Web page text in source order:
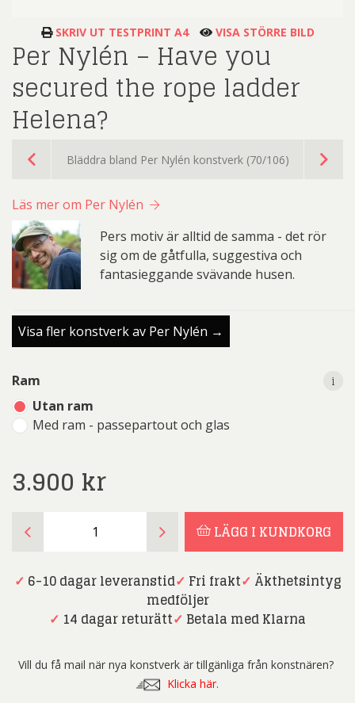
SKRIV UT TESTPRINT A4 VISA STÖRRE BILD
Per Nylén – Have you
secured the rope ladder
Helena?
Bläddra bland Per Nylén konstverk (70/106)
Läs mer om Per Nylén
Pers motiv är alltid de samma - det rör
sig om de gåtfulla, suggestiva och
fantasieggande svävande husen.
Visa fler konstverk av Per Nylén →
Ram
Utan ram
Med ram - passepartout och glas
i
3.900 kr
i
Nylén
Have
secured
ladder
LÄGG I KUNDKORG
✓ 6-10 dagar leveranstid✓ Fri frakt✓ Äkthetsintyg
medföljer
✓ 14 dagar returätt✓ Betala med Klarna
Vill du få mail när nya konstverk är tillgänliga från konstnären?
Klicka här.